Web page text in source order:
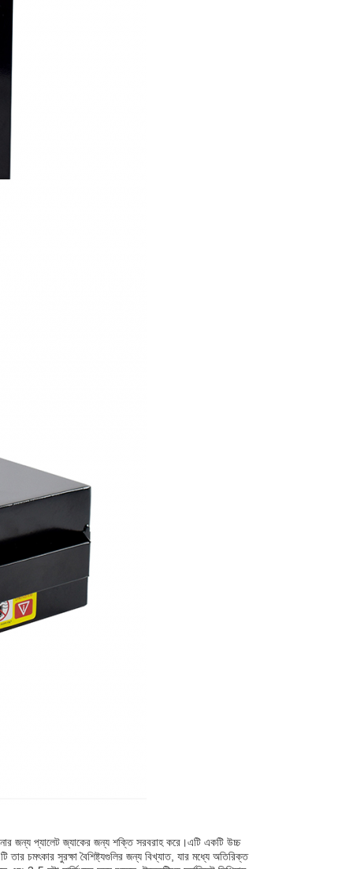
জন্য প্যালেট জ্যাকের জন্য শক্তি সরবরাহ করে।এটি একটি উচ্চ
চমৎকার সুরক্ষা বৈশিষ্ট্যগুলির জন্য বিখ্যাত, যার মধ্যে অতিরিক্ত